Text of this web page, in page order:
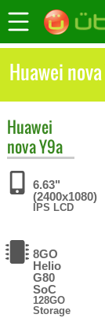
Huawei
Huawei
nova Y9a
6.63"
(2400x1080)
IPS LCD
8GO
Helio
G80
SoC
128GO
Storage